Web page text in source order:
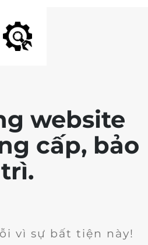
website
cấp, bảo
trì.
vì sự bất tiện này!